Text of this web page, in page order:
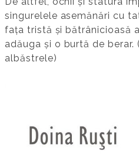
singurelele asemănări cu
fața tristă și bătrânicioasă
adăuga și o burtă de berar.
albăstrele)